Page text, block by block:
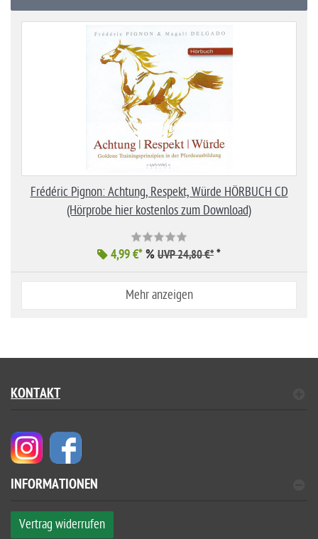
Frédéric Pignon: Achtung, Respekt, Würde HÖRBUCH CD
(Hörprobe hier kostenlos zum Download)
4,99 €*% UVP 24,80 €* *
Mehr anzeigen
KONTAKT
INFORMATIONEN
Vertrag widerrufen